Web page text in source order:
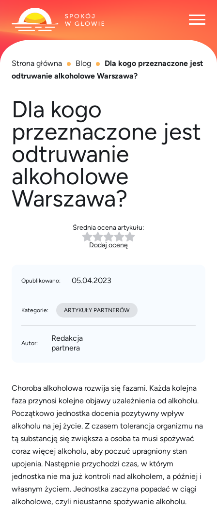
Strona główna Blog
Dla kogo przeznaczone jest
odtruwanie alkoholowe Warszawa?
Dla kogo
przeznaczone jest
odtruwanie
alkoholowe
Warszawa?
Średnia ocena artykułu:
Dodaj ocenę
Autor:
Redakcja
partnera
Opublikowano: 05.04.2023
Kategorie: ARTYKUŁY PARTNERÓW
Choroba alkoholowa rozwija się fazami. Każda kolejna
faza przynosi kolejne objawy uzależnienia od alkoholu.
Początkowo jednostka docenia pozytywny wpływ
alkoholu na jej życie. Z czasem tolerancja organizmu na
tą substancję się zwiększa a osoba ta musi spożywać
coraz więcej alkoholu, aby poczuć upragniony stan
upojenia. Następnie przychodzi czas, w którym
jednostka nie ma już kontroli nad alkoholem, a później i
własnym życiem. Jednostka zaczyna popadać w ciągi
alkoholowe, czyli nieustanne spożywanie alkoholu.